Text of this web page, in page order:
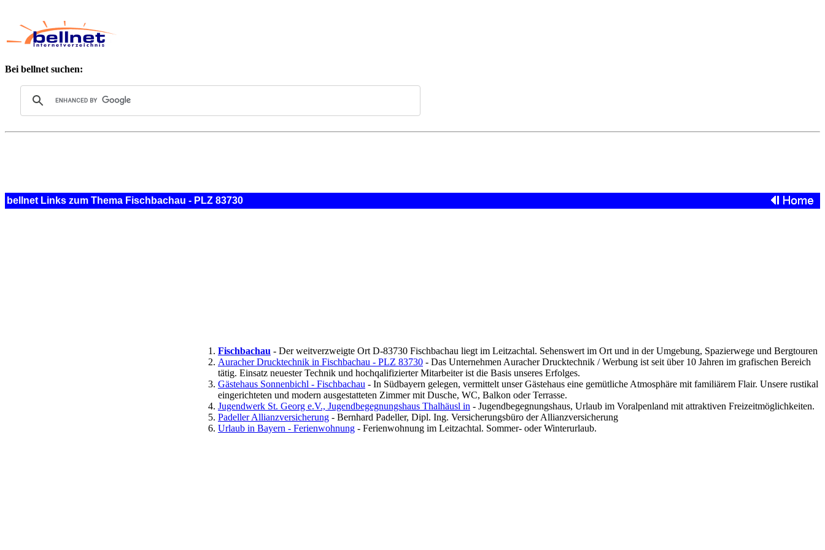
Bei bellnet suchen:
bellnet Links zum Thema Fischbachau - PLZ 83730
Fischbachau - Der weitverzweigte Ort D-83730 Fischbachau liegt im Leitzachtal. Sehenswert im Ort und in der Umgebung, Spazierwege und Bergtouren
Auracher Drucktechnik in Fischbachau - PLZ 83730 - Das Unternehmen Auracher Drucktechnik / Werbung ist seit über 10 Jahren im grafischen Bereich
tätig. Einsatz neuester Technik und hochqalifizierter Mitarbeiter ist die Basis unseres Erfolges.
Gästehaus Sonnenbichl - Fischbachau - In Südbayern gelegen, vermittelt unser Gästehaus eine gemütliche Atmosphäre mit familiärem Flair. Unsere rustikal
eingerichteten und modern ausgestatteten Zimmer mit Dusche, WC, Balkon oder Terrasse.
Jugendwerk St. Georg e.V., Jugendbegegnungshaus Thalhäusl in - Jugendbegegnungshaus, Urlaub im Voralpenland mit attraktiven Freizeitmöglichkeiten.
Padeller Allianzversicherung - Bernhard Padeller, Dipl. Ing. Versicherungsbüro der Allianzversicherung
Urlaub in Bayern - Ferienwohnung - Ferienwohnung im Leitzachtal. Sommer- oder Winterurlaub.